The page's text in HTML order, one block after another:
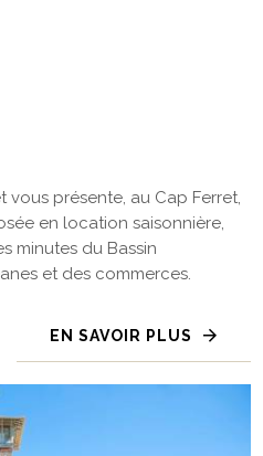
vous présente, au Cap Ferret,
en location saisonnière,
minutes du Bassin
et des commerces.
EN SAVOIR PLUS